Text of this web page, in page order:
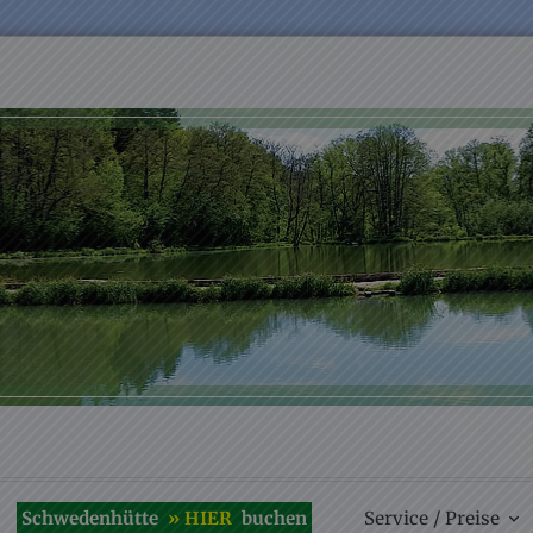
Oosbachtal –
im
Schwedenhütte » HIER buchen Service / Preise